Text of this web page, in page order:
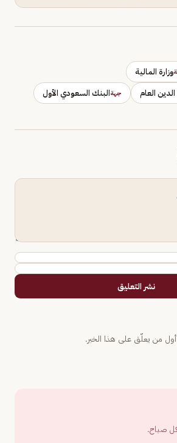
وزارة المالية
الدين العام جهةالبنك السعودي الأول
نشر التعليق
من يعلّق على هذا الخبر.
كل صباح.